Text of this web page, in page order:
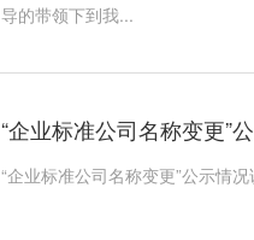
导的带领下到我...
“企业标准公司名称变更”
况说明
“企业标准公司名称变更”公示情